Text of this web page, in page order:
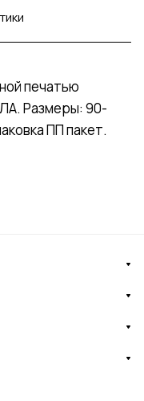
печатью
Размеры: 90-
ПП пакет.